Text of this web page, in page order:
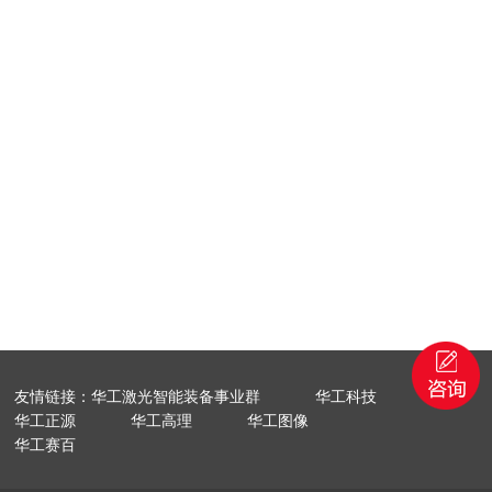
友情链接：华工激光智能装备事业群
华工科技
华工正源
华工高理
华工图像
华工赛百